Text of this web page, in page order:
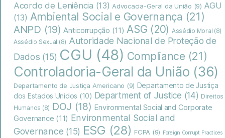
Acordo de Leniência (13) Advocacia-Geral da União (9) AGU
(13) Ambiental Social e Governança (21)
ANPD (19) Anticorrupção (11) ASG (20) Assédio Moral (8)
Assédio Sexual (8) Autoridade Nacional de Proteção de
Dados (15) CGU (48) Compliance (21)
Controladoria-Geral da União (36)
Departamento de Justiça Americano (9) Departamento de Justiça
dos Estados Unidos (10) Department of Justice (14) Direitos
Humanos (8) DOJ (18) Environmental Social and Corporate
Governance (11) Environmental Social and
Governance (15) ESG (28) FCPA (9) Foreign Corrupt Practices